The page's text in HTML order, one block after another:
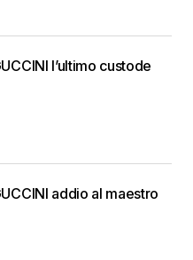
l’ultimo custode
addio al maestro